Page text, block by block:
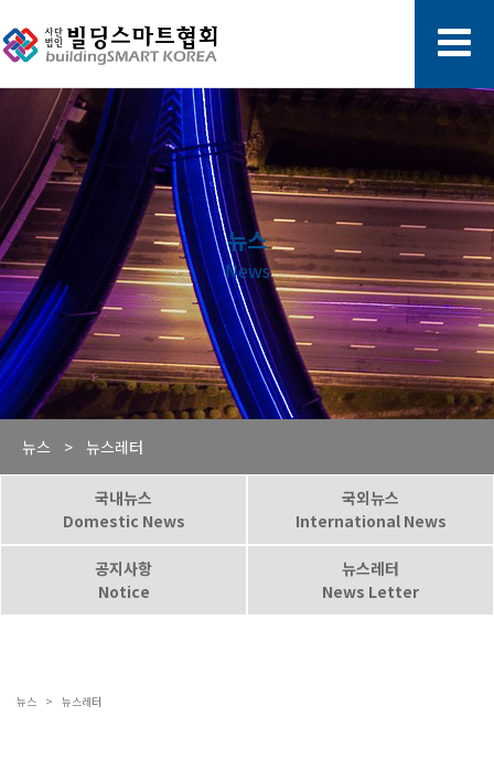
뉴스
News
뉴스 > 뉴스레터
국내뉴스
Domestic News
국외뉴스
International News
공지사항
Notice
뉴스레터
News Letter
뉴스 > 뉴스레터